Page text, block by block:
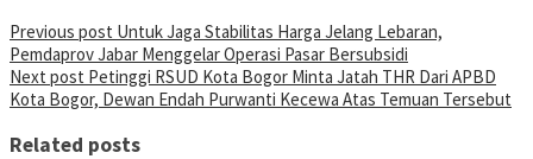
Previous post Untuk Jaga Stabilitas Harga Jelang Lebaran,
Pemdaprov Jabar Menggelar Operasi Pasar Bersubsidi
Next post Petinggi RSUD Kota Bogor Minta Jatah THR Dari APBD
Kota Bogor, Dewan Endah Purwanti Kecewa Atas Temuan Tersebut
Related posts